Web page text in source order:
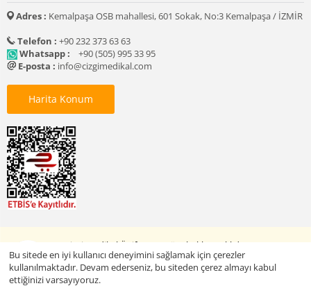
Adres : Kemalpaşa OSB mahallesi, 601 Sokak, No:3 Kemalpaşa / İZMİR
Telefon : +90 232 373 63 63
Whatsapp :
+90 (505) 995 33 95
E-posta : info@cizgimedikal.com
Harita Konum
© 2005 - 2026 Çizgi Medikal Üniforma. Tüm hakları saklıdır.
Bu sitede en iyi kullanıcı deneyimini sağlamak için çerezler
kullanılmaktadır. Devam ederseniz, bu siteden çerez almayı kabul
ettiğinizi varsayıyoruz.